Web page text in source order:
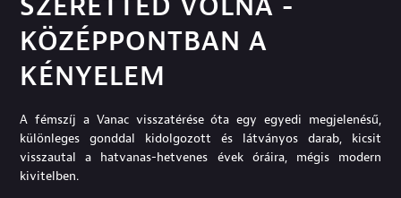
KÖZÉPPONTBAN A
KÉNYELEM
A fémszíj a Vanac visszatérése óta egy egyedi megjelenésű,
különleges gonddal kidolgozott és látványos darab, kicsit
visszautal a hatvanas-hetvenes évek óráira, mégis modern
kivitelben.